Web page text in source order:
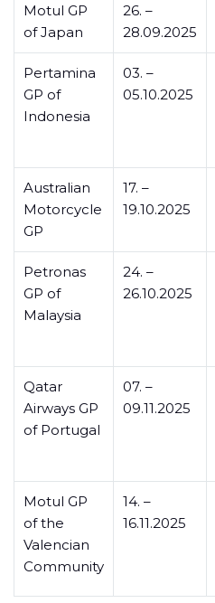
Motul GP
of Japan
26. –
28.09.2025
Pertamina
GP of
Indonesia
03. –
05.10.2025
Australian
Motorcycle
GP
17. –
19.10.2025
Petronas
GP of
Malaysia
24. –
26.10.2025
Qatar
Airways GP
of Portugal
07. –
09.11.2025
Motul GP
of the
Valencian
Community
14. –
16.11.2025